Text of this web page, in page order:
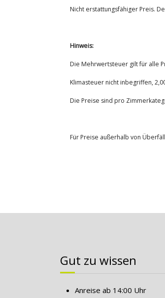
Nicht erstattungsfähiger Preis.
Hinweis:
Die Mehrwertsteuer gilt für alle
Klimasteuer nicht inbegriffen,
Die Preise sind pro
Für Preise außerhalb von
Gut zu wissen
Anreise ab 14:00 Uhr